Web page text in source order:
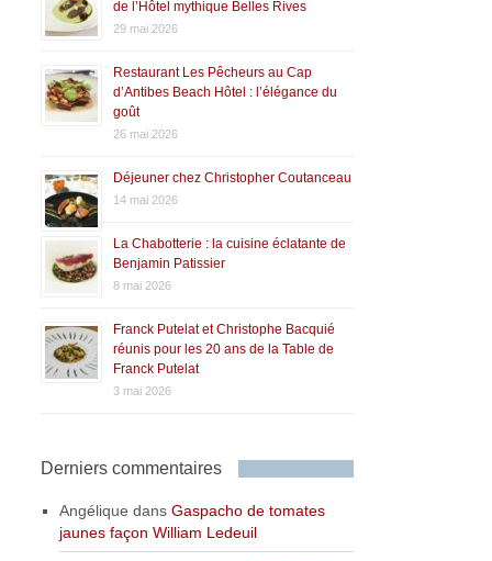
de l’Hôtel mythique Belles Rives
29 mai 2026
Restaurant Les Pêcheurs au Cap
d’Antibes Beach Hôtel : l’élégance du
goût
26 mai 2026
Déjeuner chez Christopher Coutanceau
14 mai 2026
La Chabotterie : la cuisine éclatante de
Benjamin Patissier
8 mai 2026
Franck Putelat et Christophe Bacquié
réunis pour les 20 ans de la Table de
Franck Putelat
3 mai 2026
Derniers commentaires
Angélique dansGaspacho de tomates
jaunes façon William Ledeuil